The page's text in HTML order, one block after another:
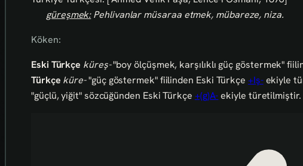
güreşmek:Pehlivanlar müsaraa etmek, mübareze, niza.
Köken:
Eski Türkçe küreş-"boy ölçüşmek, karşılıklı güç göstermek"
Türkçe küre-"güç göstermek" fiilinden Eski Türkçe +Iş-ekiyle
"güçlü, yiğit" sözcüğünden Eski Türkçe +(g)A-ekiyle türetilmiştir.